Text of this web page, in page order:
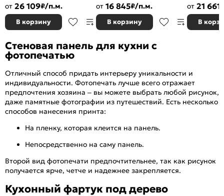
2140x1200/2000x600
от 26 109₽/п.м.
В корзину
2340x2390/1700x600
от 16 845₽/п.м.
В корзину
2500x2400/
от 21 661
В
Стеновая панель для кухни с
фотопечатью
Отличный способ придать интерьеру уникальности и
индивидуальности. Фотопечать лучше всего отражает
предпочтения хозяина – вы можете выбрать любой рисунок,
даже памятные фотографии из путешествий. Есть несколько
способов нанесения принта:
На пленку, которая клеится на панель.
Непосредственно на саму панель.
Второй вид фотопечати предпочтительнее, так как рисунок
получается ярче, четче и надежнее закрепляется.
Кухонный фартук под дерево